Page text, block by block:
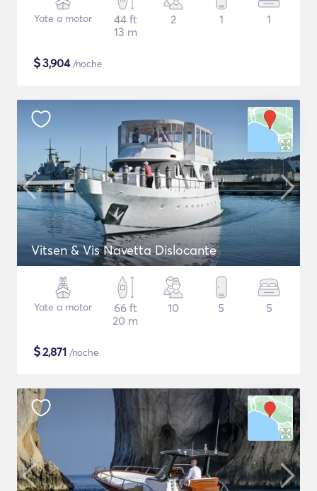
Yate a motor
44 ft
13 m
2 1 1
$3,904/noche
Vitsen & Vis Navetta Dislocante
Yate a motor
66 ft
20 m
10 5 5
$2,871 /noche